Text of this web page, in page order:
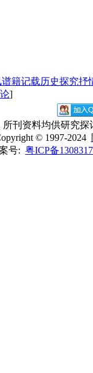
谱籍记载历史探究抒
]
刊资料均供研究
© 1997-2024
号: 粤ICP备